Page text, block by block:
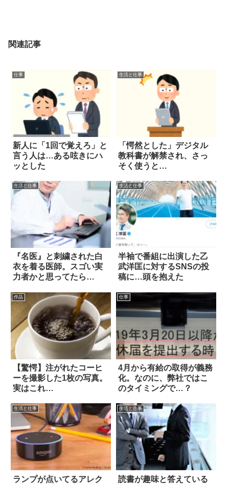
関連記事
仕事
新人に「1回で覚えろ」と
言う人は…ある呟きにハ
ッとした
生活と仕事
「愕然とした」デジタル
教科書が解禁され、さっ
そく使うと…
生活と仕事
『名医』と刺繍された白
衣を着る医師。スゴい実
力者かと思ってたら…
生活と仕事
半袖で番組に出演した乙
武洋匡に対するSNSの投
稿に…頭を抱えた
作品
【驚愕】注がれたコーヒ
ーを撮影した1枚の写真。
実はこれ…
仕事
4月から有給の取得が義務
化。なのに、弊社ではこ
のタイミングで…？
生活と仕事
ランプが点いてるアレク
生活と仕事
読書が趣味と答えている